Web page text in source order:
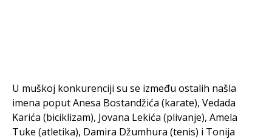
U muškoj konkurenciji su se između ostalih našla
imena poput Anesa Bostandžića (karate), Vedada
Karića (biciklizam), Jovana Lekića (plivanje), Amela
Tuke (atletika), Damira Džumhura (tenis) i Tonija